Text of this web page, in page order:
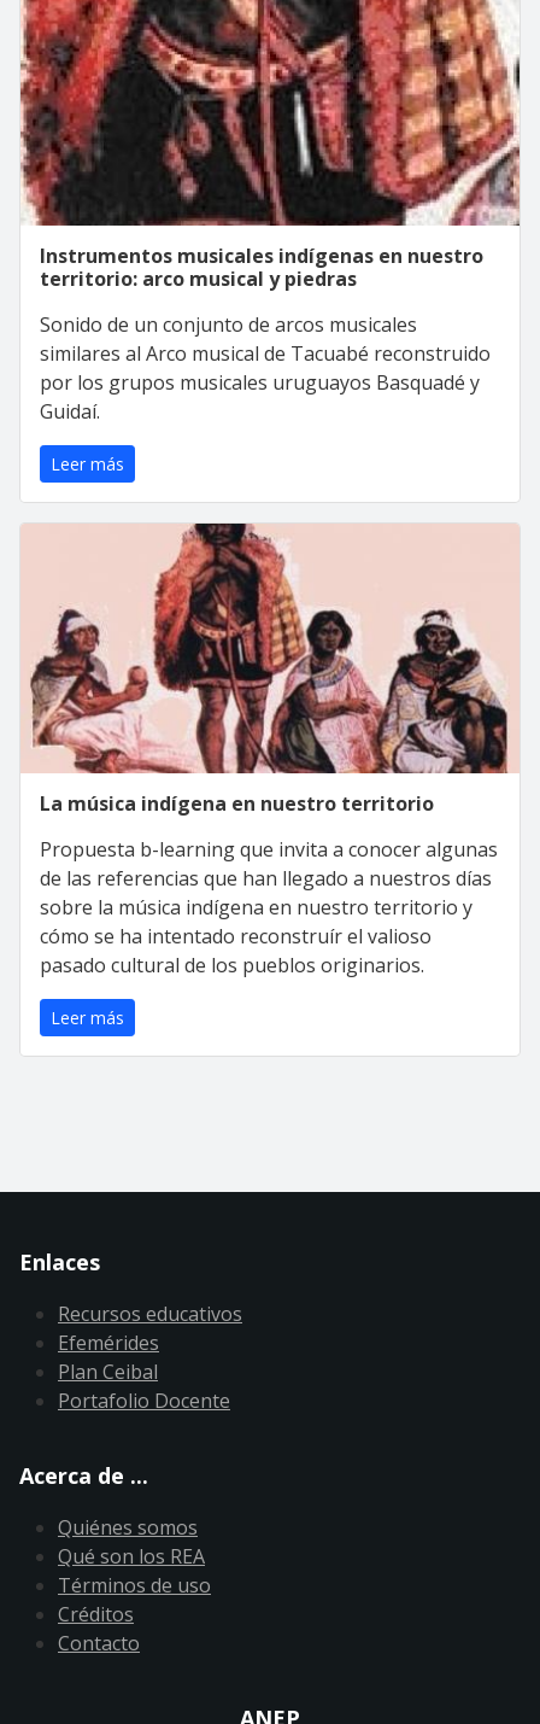
Instrumentos musicales indígenas en nuestro
territorio: arco musical y piedras
Sonido de un conjunto de arcos musicales
similares al Arco musical de Tacuabé reconstruido
por los grupos musicales uruguayos Basquadé y
Guidaí.
Leer más
La música indígena en nuestro territorio
Propuesta b-learning que invita a conocer algunas
de las referencias que han llegado a nuestros días
sobre la música indígena en nuestro territorio y
cómo se ha intentado reconstruír el valioso
pasado cultural de los pueblos originarios.
Leer más
Enlaces
Recursos educativos
Efemérides
Plan Ceibal
Portafolio Docente
Acerca de ...
Quiénes somos
Qué son los REA
Términos de uso
Créditos
Contacto
ANEP